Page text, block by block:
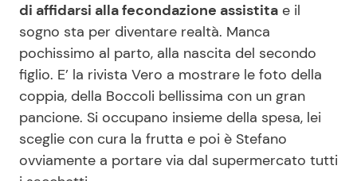
Seguici
Info
Chi siamo
Disclaimer e Privacy
di affidarsi alla fecondazione assistita e il
sogno sta per diventare realtà. Manca
pochissimo al parto, alla nascita del secondo
figlio. E’ la rivista Vero a mostrare le foto della
coppia, della Boccoli bellissima con un gran
pancione. Si occupano insieme della spesa, lei
sceglie con cura la frutta e poi è Stefano
ovviamente a portare via dal supermercato tutti